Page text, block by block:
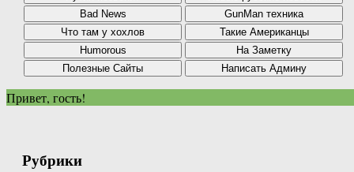
Привет, гость!
Рубрики